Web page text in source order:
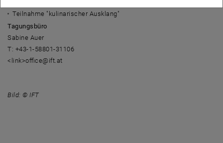
Teilnahme "kulinarischer Ausklang"
Tagungsbüro
Sabine Auer
T: +43-1-58801-31106
<link>office@ift.at
Bild: © IFT